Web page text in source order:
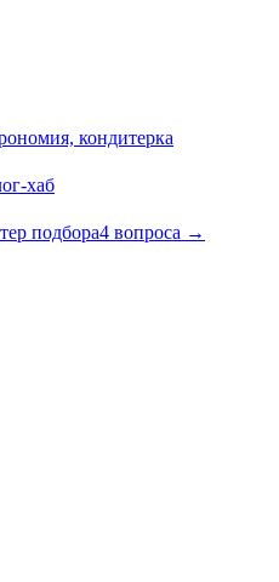
кондитерка
хаб
подбора4 вопроса →